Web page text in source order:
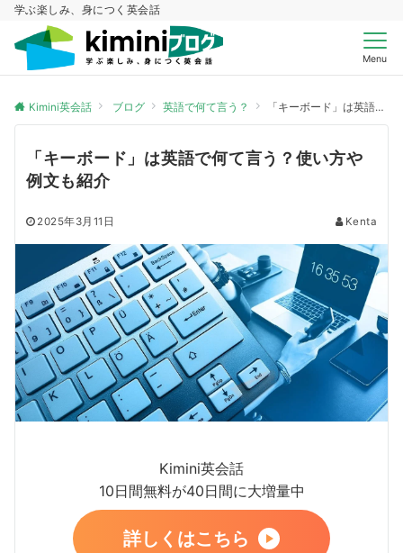
学ぶ楽しみ、身につく英会話
Menu
Kimini英会話 ブログ 英語で何て言う？ 「キーボード」は英語で何て言う？使い方や例文も紹介
「キーボード」は英語で何て言う？使い方や
例文も紹介
2025年3月11日 Kenta
Kimini英会話
10日間無料が40日間に大増量中
詳しくはこちら